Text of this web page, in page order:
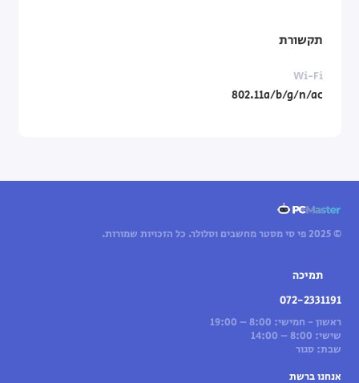
תקשורת
Wi-Fi
802.11a/b/g/n/ac
© 2025 פי סי מסטר מחשבים וסלולר. כל הזכויות שמורות.
תמיכה
072-2331191
ראשון - חמישי: 8:00 – 19:00
שישי: 8:00 – 14:00
שבת: סגור
אנחנו ברשת